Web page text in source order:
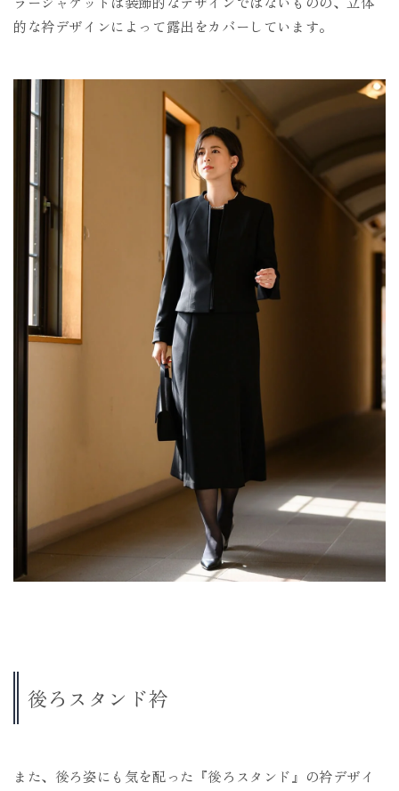
的な衿デザインによって露出をカバーしています。
後ろスタンド衿
また、後ろ姿にも気を配った『後ろスタンド』の衿デザイ